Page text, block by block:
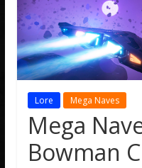
Lore Mega Naves
Mega
Bowman